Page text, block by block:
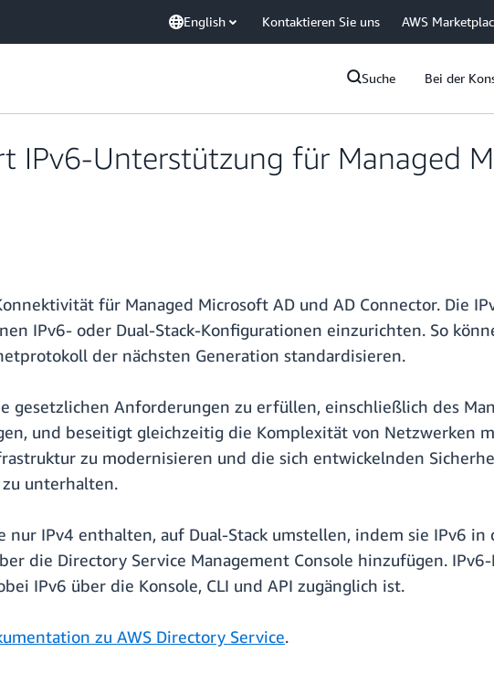
English Kontaktieren Sie uns AWS
Suche Bei der
IPv6-Unterstützung für Managed
für Managed Microsoft AD und AD Connector. Die
IPv6- oder Dual-Stack-Konfigurationen einzurichten. So
der nächsten Generation standardisieren.
Anforderungen zu erfüllen, einschließlich des
und beseitigt gleichzeitig die Komplexität von Netzwerken
zu modernisieren und die sich entwickelnden
unterhalten.
IPv4 enthalten, auf Dual-Stack umstellen, indem sie IPv6 in
die Directory Service Management Console hinzufügen.
IPv6 über die Konsole, CLI und API zugänglich ist.
zu AWS Directory Service.